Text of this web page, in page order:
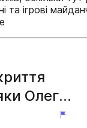
та ігрові
Олегу